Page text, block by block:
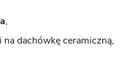
,
dachówkę ceramiczną,